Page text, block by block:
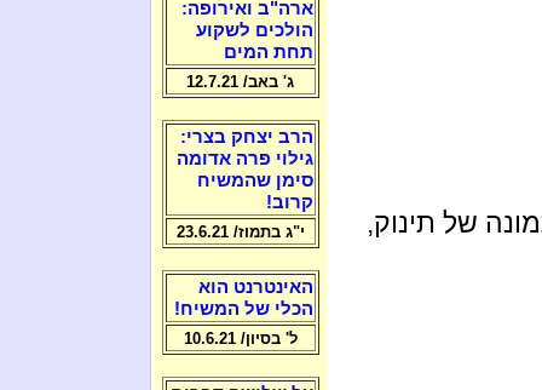
של תינוק,
ארה"ב ואירופה:
הולכים לשקוע
תחת המים
ג' באב/ 12.7.21
הרב יצחק בצרי:
גילוי פרה אדומה
סימן שהמשיח
קרוב!
י"ג בתמוז/ 23.6.21
האינטרנט הוא
הכלי של המשיח!
ל' בסיון/ 10.6.21